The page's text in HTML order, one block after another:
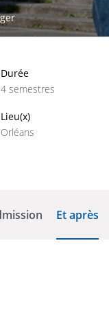
Durée
4 semestres
Lieu(x)
Orléans
Et après